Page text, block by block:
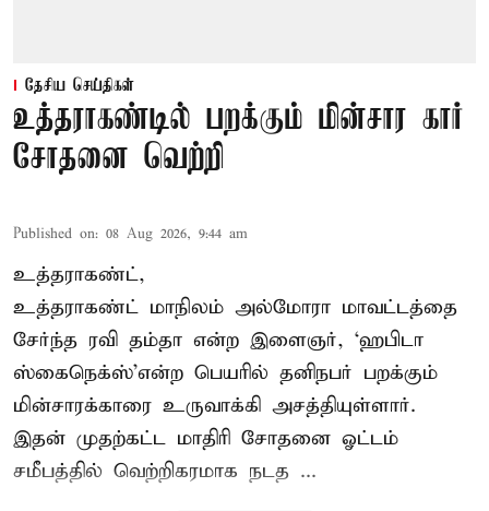
தேசிய செய்திகள்
உத்தராகண்டில் பறக்கும் மின்சார கார்
சோதனை வெற்றி
Published on: 08 Aug 2026, 9:44 am
உத்தராகண்ட்,
உத்தராகண்ட் மாநிலம் அல்மோரா மாவட்டத்தை
சேர்ந்த ரவி தம்தா என்ற இளைஞர், ‘ஹபிடா
ஸ்கைநெக்ஸ்’என்ற பெயரில் தனிநபர் பறக்கும்
மின்சாரக்காரை உருவாக்கி அசத்தியுள்ளார்.
இதன் முதற்கட்ட மாதிரி சோதனை ஓட்டம்
சமீபத்தில் வெற்றிகரமாக நடத ...